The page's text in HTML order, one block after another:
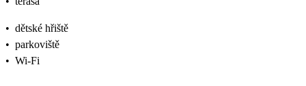
• dětské hřiště
• parkoviště
• Wi-Fi